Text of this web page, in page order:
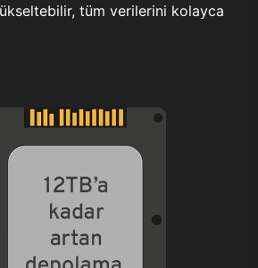
tüm verilerini kolayca